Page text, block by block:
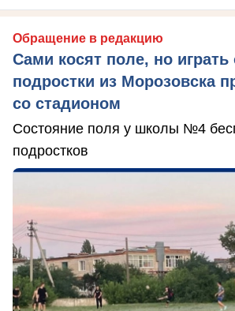
Обращение в редакцию
Сами косят поле, но играть
подростки из Морозовска
со стадионом
Состояние поля у школы №4
подростков